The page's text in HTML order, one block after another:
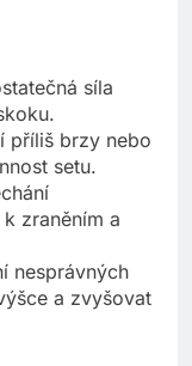
síla
příliš brzy nebo
setu.
zraněním a
nesprávných
a zvyšovat